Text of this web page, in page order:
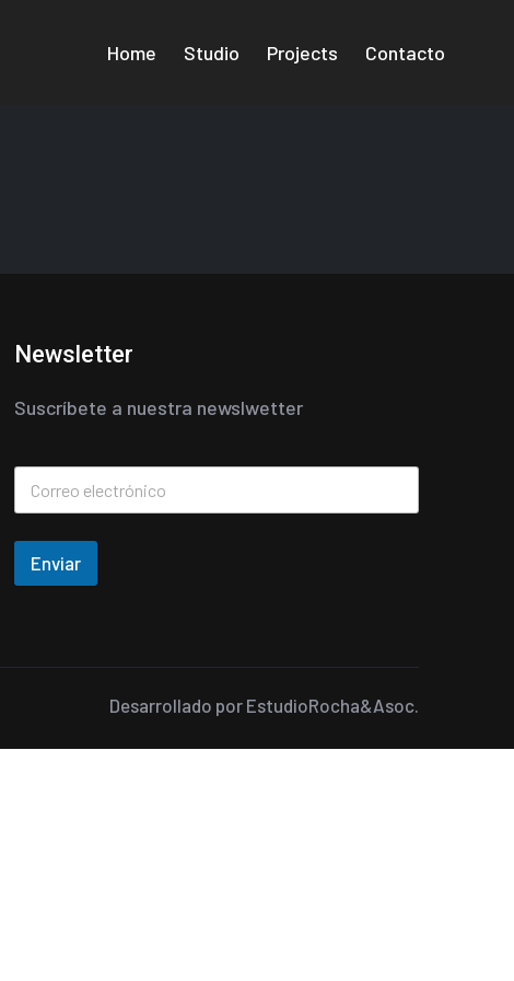
Home Studio Projects Contacto
Newsletter
Suscríbete a nuestra newslwetter
Enviar
Desarrollado por EstudioRocha&Asoc.